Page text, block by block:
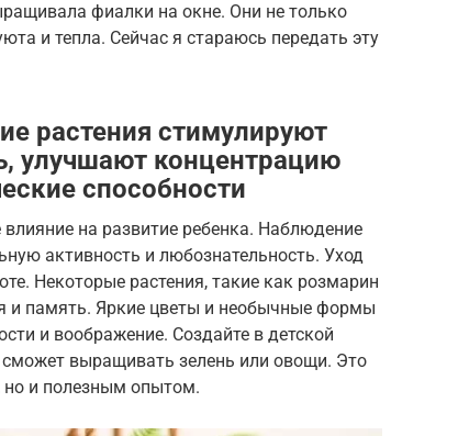
фиалки на окне. Они не только
и тепла. Сейчас я стараюсь передать эту
растения стимулируют
улучшают концентрацию
способности
на развитие ребенка. Наблюдение
активность и любознательность. Уход
Некоторые растения, такие как розмарин
и память. Яркие цветы и необычные формы
и воображение. Создайте в детской
сможет выращивать зелень или овощи. Это
но и полезным опытом.